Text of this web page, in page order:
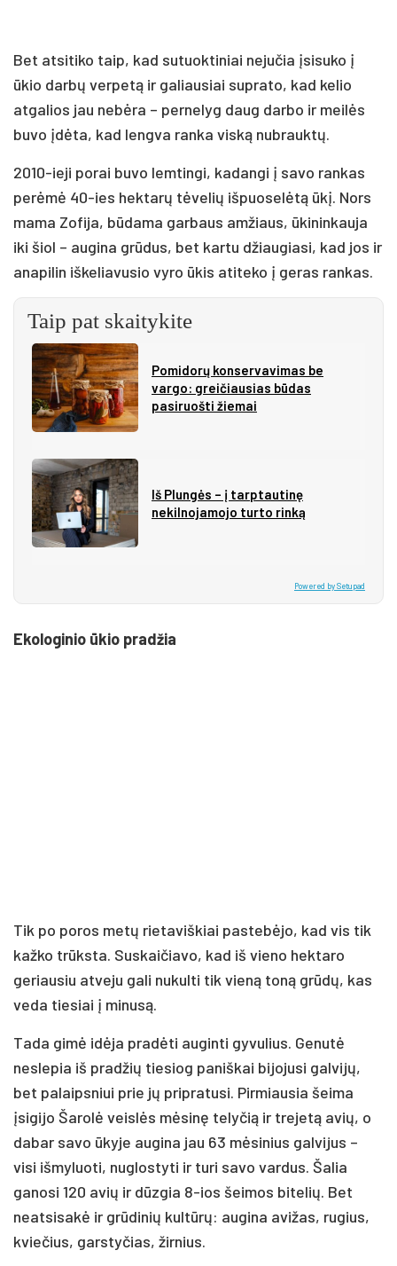
Bet atsitiko taip, kad sutuoktiniai nejučia įsisuko į
ūkio darbų verpetą ir galiausiai suprato, kad kelio
atgalios jau nebėra – pernelyg daug darbo ir meilės
buvo įdėta, kad lengva ranka viską nubrauktų.
2010-ieji porai buvo lemtingi, kadangi į savo rankas
perėmė 40-ies hektarų tėvelių išpuoselėtą ūkį. Nors
mama Zofija, būdama garbaus amžiaus, ūkininkauja
iki šiol – augina grūdus, bet kartu džiaugiasi, kad jos ir
anapilin iškeliavusio vyro ūkis atiteko į geras rankas.
Taip pat skaitykite
Pomidorų konservavimas be
vargo: greičiausias būdas
pasiruošti žiemai
Iš Plungės – į tarptautinę
nekilnojamojo turto rinką
Powered by Setupad
Ekologinio ūkio pradžia
Tik po poros metų rietaviškiai pastebėjo, kad vis tik
kažko trūksta. Suskaičiavo, kad iš vieno hektaro
geriausiu atveju gali nukulti tik vieną toną grūdų, kas
veda tiesiai į minusą.
Tada gimė idėja pradėti auginti gyvulius. Genutė
neslepia iš pradžių tiesiog paniškai bijojusi galvijų,
bet palaipsniui prie jų pripratusi. Pirmiausia šeima
įsigijo Šarolė veislės mėsinę telyčią ir trejetą avių, o
dabar savo ūkyje augina jau 63 mėsinius galvijus –
visi išmyluoti, nuglostyti ir turi savo vardus. Šalia
ganosi 120 avių ir dūzgia 8-ios šeimos bitelių. Bet
neatsisakė ir grūdinių kultūrų: augina avižas, rugius,
kviečius, garstyčias, žirnius.